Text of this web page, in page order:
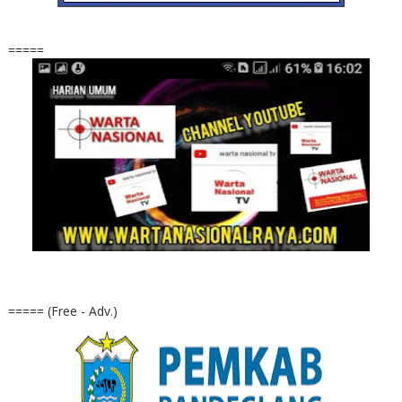
=====
===== (Free - Adv.)